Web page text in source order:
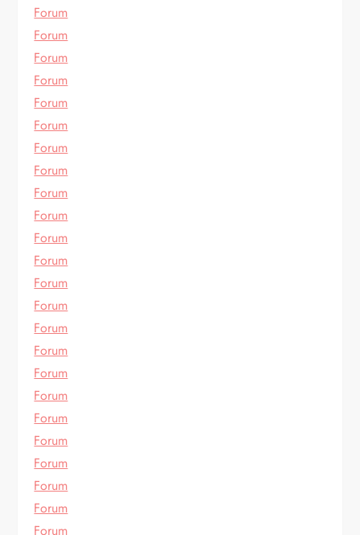
Forum
Forum
Forum
Forum
Forum
Forum
Forum
Forum
Forum
Forum
Forum
Forum
Forum
Forum
Forum
Forum
Forum
Forum
Forum
Forum
Forum
Forum
Forum
Forum